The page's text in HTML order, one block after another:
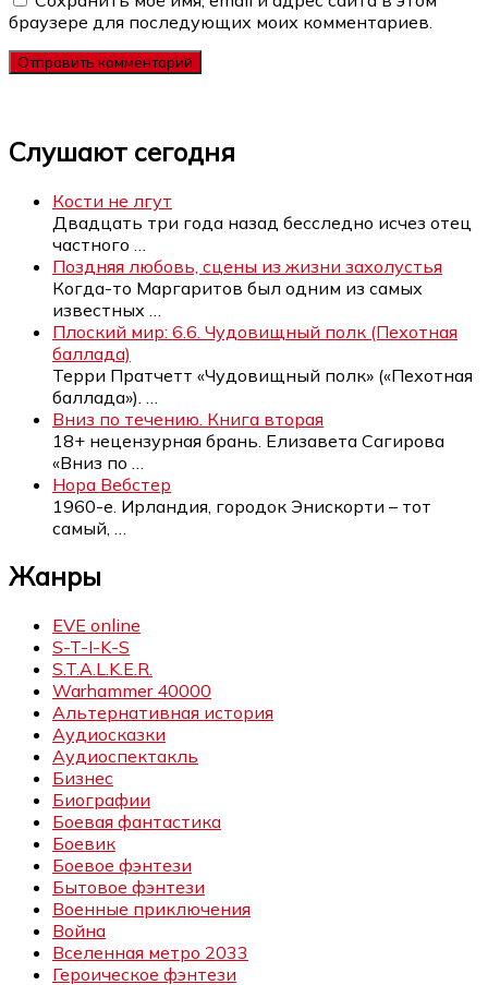
браузере для последующих моих комментариев.
Слушают сегодня
Кости не лгут
Двадцать три года назад бесследно исчез отец
частного
Поздняя любовь, сцены из жизни захолустья
Когда-то Маргаритов был одним из самых
известных
Плоский мир: 6.6. Чудовищный полк (Пехотная
баллада)
Терри Пратчетт «Чудовищный полк» («Пехотная
баллада»).
Вниз по течению. Книга вторая
18+ нецензурная брань. Елизавета Сагирова
«Вниз по
Нора Вебстер
1960-е. Ирландия, городок Энискорти – тот
самый,
Жанры
EVE online
S-T-I-K-S
S.T.A.L.K.E.R.
Warhammer 40000
Альтернативная история
Аудиосказки
Аудиоспектакль
Бизнес
Биографии
Боевая фантастика
Боевик
Боевое фэнтези
Бытовое фэнтези
Военные приключения
Война
Вселенная метро 2033
Героическое фэнтези